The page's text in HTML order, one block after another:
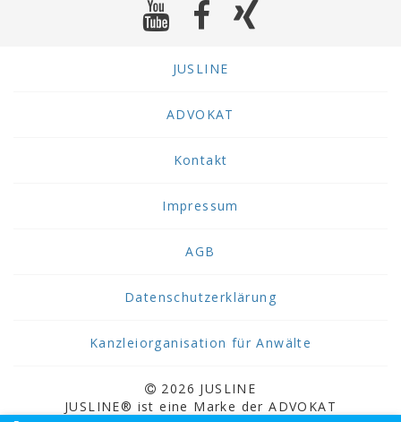
JUSLINE
ADVOKAT
Kontakt
Impressum
AGB
Datenschutzerklärung
Kanzleiorganisation für Anwälte
2026 JUSLINE
JUSLINE® ist eine Marke der ADVOKAT